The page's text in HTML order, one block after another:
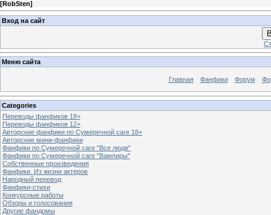
[RobSten]
Вход на сайт
Меню сайта
Главная Фанфики Форум
Categories
Переводы фанфиков 18+
Переводы фанфиков 12+
Авторские фанфики по Сумеречной саге 18+
Авторские мини-фанфики
Фанфики по Сумеречной саге "Все люди"
Фанфики по Сумеречной саге "Вампиры"
Собственные произведения
Фанфики. Из жизни актеров
Народный перевод
Фанфики-стихи
Конкурсные работы
Обзоры и голосования
Другие фандомы